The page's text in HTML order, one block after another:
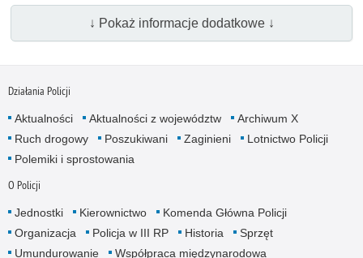
↓ Pokaż informacje dodatkowe ↓
Działania Policji
Aktualności Aktualności z województw
Archiwum X
Ruch drogowy
Poszukiwani Zaginieni
Lotnictwo Policji
Polemiki i sprostowania
O Policji
Jednostki Kierownictwo
Komenda Główna Policji
Organizacja
Policja w III RP Historia
Sprzęt
Umundurowanie
Współpraca międzynarodowa